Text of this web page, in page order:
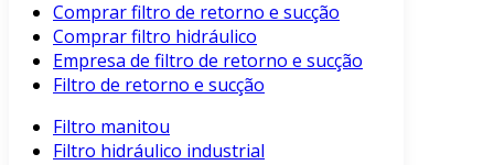
Comprar filtro de retorno e sucção
Comprar filtro hidráulico
Empresa de filtro de retorno e sucção
Filtro de retorno e sucção
Filtro manitou
Filtro hidráulico industrial